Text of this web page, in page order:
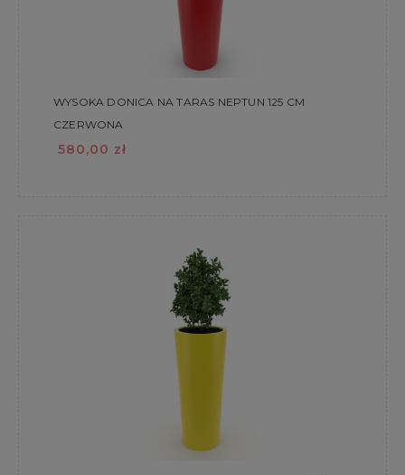
WYSOKA DONICA NA TARAS NEPTUN 125 CM
CZERWONA
580,00 zł